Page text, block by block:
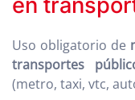
Uso obligatorio de
transportes
(metro, taxi, vtc,